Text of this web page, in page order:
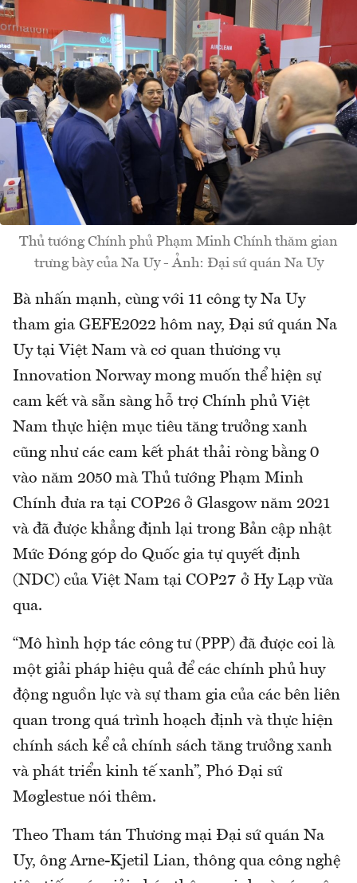
Thủ tướng Chính phủ Phạm Minh Chính thăm gian
trưng bày của Na Uy - Ảnh: Đại sứ quán Na Uy
Bà nhấn mạnh, cùng với 11 công ty Na Uy
tham gia GEFE2022 hôm nay, Đại sứ quán Na
Uy tại Việt Nam và cơ quan thương vụ
Innovation Norway mong muốn thể hiện sự
cam kết và sẵn sàng hỗ trợ Chính phủ Việt
Nam thực hiện mục tiêu tăng trưởng xanh
cũng như các cam kết phát thải ròng bằng 0
vào năm 2050 mà Thủ tướng Phạm Minh
Chính đưa ra tại COP26 ở Glasgow năm 2021
và đã được khẳng định lại trong Bản cập nhật
Mức Đóng góp do Quốc gia tự quyết định
(NDC) của Việt Nam tại COP27 ở Hy Lạp vừa
qua.
“Mô hình hợp tác công tư (PPP) đã được coi là
một giải pháp hiệu quả để các chính phủ huy
động nguồn lực và sự tham gia của các bên liên
quan trong quá trình hoạch định và thực hiện
chính sách kể cả chính sách tăng trưởng xanh
và phát triển kinh tế xanh”, Phó Đại sứ
Møglestue nói thêm.
Theo Tham tán Thương mại Đại sứ quán Na
Uy, ông Arne-Kjetil Lian, thông qua công nghệ